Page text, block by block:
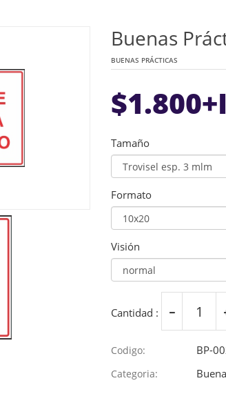
Buenas
BUENAS PRÁCTICAS
$1.800
Tamaño
Formato
Visión
Cantidad :
Codigo: BP-
Categoria: